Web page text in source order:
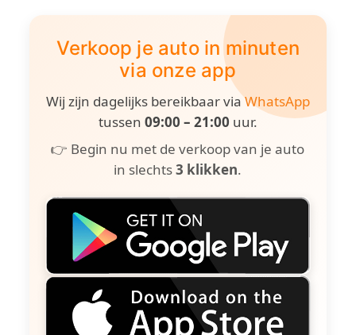
Verkoop je auto in minuten
via onze app
Wij zijn dagelijks bereikbaar viaWhatsApp
tussen 09:00 – 21:00 uur.
👉 Begin nu met de verkoop van je auto
in slechts3 klikken.